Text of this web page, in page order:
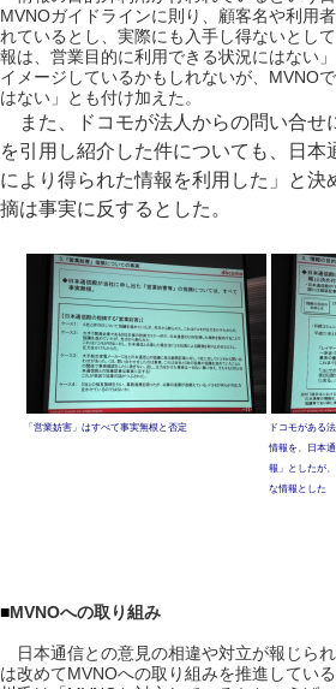
MVNOガイドラインに則り、顧客名や利用
れているとし、実際にも入手し得ないとし
報は、営業目的に利用できる状況にはない
イメージしているかもしれないが、MVNO
はない」とも付け加えた。
また、ドコモが法人からの問い合せ
を引用し紹介した件についても、日本
により得られた情報を利用した」と決
摘は事実に反するとした。
「営業妨害」はすべて事実無根と否定
ドコモがある
情報を、日本
報」としたが
な情報とした
■MVNOへの取り組み
日本通信との意見の相違や対立が報じら
は改めてMVNOへの取り組みを推進してい